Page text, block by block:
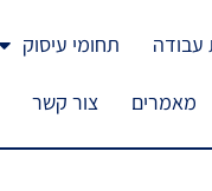
עבודה תחומי עיסוק
מאמרים צור קשר